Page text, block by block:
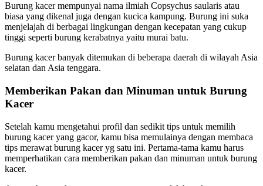
Burung kacer mempunyai nama ilmiah Copsychus saularis atau
biasa yang dikenal juga dengan kucica kampung. Burung ini suka
menjelajah di berbagai lingkungan dengan kecepatan yang cukup
tinggi seperti burung kerabatnya yaitu murai batu.
Burung kacer banyak ditemukan di beberapa daerah di wilayah Asia
selatan dan Asia tenggara.
Memberikan Pakan dan Minuman untuk Burung
Kacer
Setelah kamu mengetahui profil dan sedikit tips untuk memilih
burung kacer yang gacor, kamu bisa memulainya dengan membaca
tips merawat burung kacer yg satu ini. Pertama-tama kamu harus
memperhatikan cara memberikan pakan dan minuman untuk burung
kacer.